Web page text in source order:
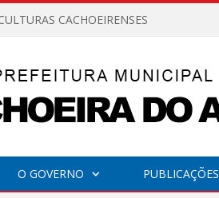
CACHOEIRENSES
O GOVERNO PUBLICAÇÕES